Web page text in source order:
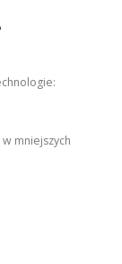
mniejszych